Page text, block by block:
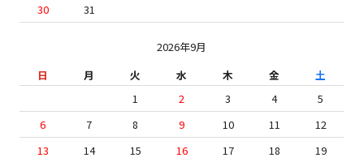
30
31
2026年9月
日
月 火 水 木 金
土
1
2 3 4
5
6
7 8 9 10 11
12
13
14 15 16 17 18
19